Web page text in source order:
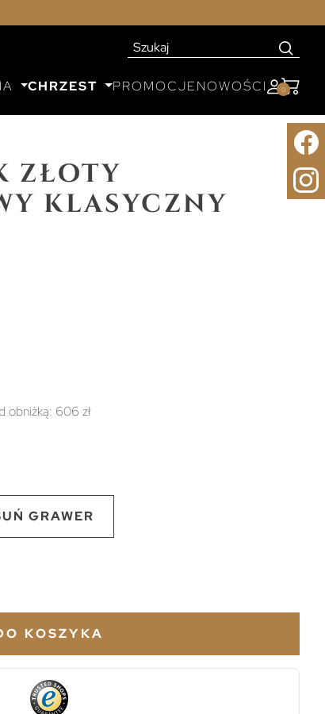
CHRZEST PROMOCJENOWOŚCI 0
złoty
klasyczny
obniżką: 606 zł
GRAWER
KOSZYKA